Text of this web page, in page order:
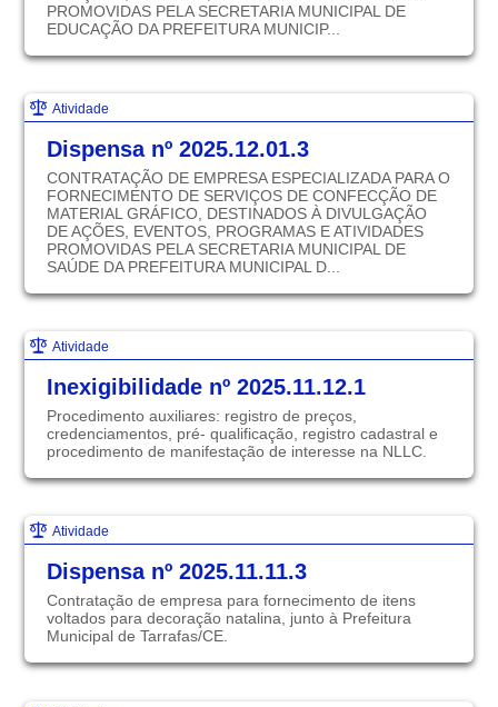
PROMOVIDAS PELA SECRETARIA MUNICIPAL DE
EDUCAÇÃO DA PREFEITURA MUNICIP...
Atividade
Dispensa nº 2025.12.01.3
CONTRATAÇÃO DE EMPRESA ESPECIALIZADA PARA O
FORNECIMENTO DE SERVIÇOS DE CONFECÇÃO DE
MATERIAL GRÁFICO, DESTINADOS À DIVULGAÇÃO
DE AÇÕES, EVENTOS, PROGRAMAS E ATIVIDADES
PROMOVIDAS PELA SECRETARIA MUNICIPAL DE
SAÚDE DA PREFEITURA MUNICIPAL D...
Atividade
Inexigibilidade nº 2025.11.12.1
Procedimento auxiliares: registro de preços,
credenciamentos, pré- qualificação, registro cadastral e
procedimento de manifestação de interesse na NLLC.
Atividade
Dispensa nº 2025.11.11.3
Contratação de empresa para fornecimento de itens
voltados para decoração natalina, junto à Prefeitura
Municipal de Tarrafas/CE.